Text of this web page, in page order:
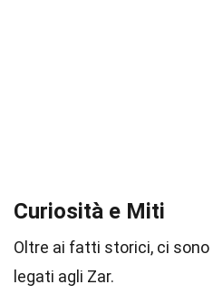
Curiosità e Miti
Oltre ai fatti storici, ci
legati agli Zar.